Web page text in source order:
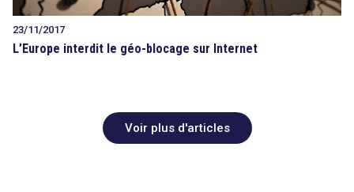
23/11/2017
L’Europe interdit le géo-blocage sur Internet
Voir plus d'articles